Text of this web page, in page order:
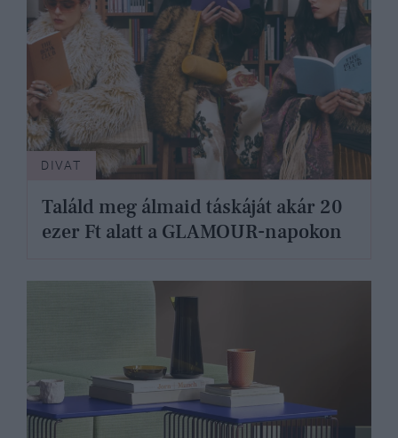
DIVAT
Találd meg álmaid táskáját akár 20
ezer Ft alatt a GLAMOUR-napokon